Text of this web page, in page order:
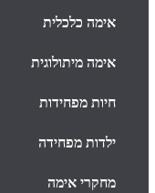
אימה כלכלית
אימה מיתולוגית
חיות מפחידות
ילדות מפחידה
מחקרי אימה